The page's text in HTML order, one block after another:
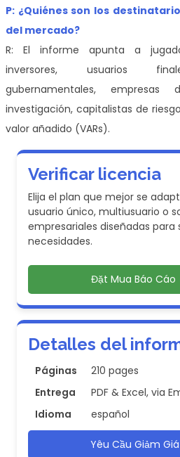
P: ¿Quiénes son los
del mercado?
R: El informe apunta a
inversores, usuarios
gubernamentales,
investigación, capitalistas de
valor añadido (VARs).
Verificar licencia
Elija el plan que mejor se
usuario único, multiusuario o
empresariales diseñadas para
necesidades.
Đặt Mua Báo
Detalles del
Páginas
210 pages
Entrega
PDF & Excel, via
Idioma
español
Yêu Cầu Giảm